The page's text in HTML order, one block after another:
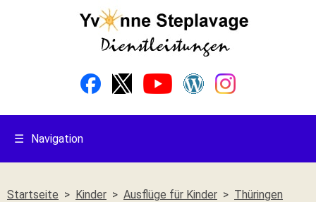
☰ Navigation
Startseite Kinder Ausflüge für Kinder Thüringen